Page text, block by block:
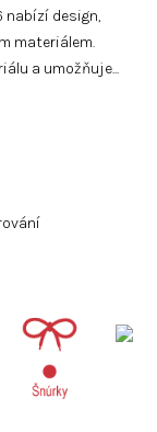
nabízí design,
materiálem.
a umožňuje...